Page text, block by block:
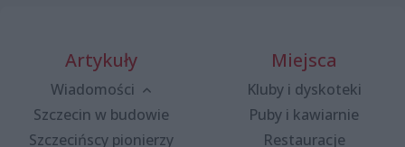
Artykuły
Wiadomości
Szczecin w budowie
Szczecińscy pionierzy
Miejsca
Kluby i dyskoteki
Puby i kawiarnie
Restauracje